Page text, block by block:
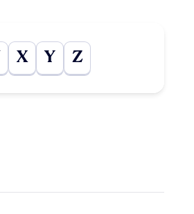
X Y Z